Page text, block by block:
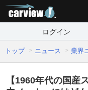
ログイン
トップ ニュース 業界
【1960年代の国産